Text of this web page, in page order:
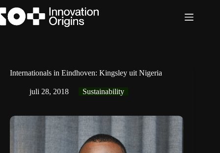
naar
de
Internationals in Eindhoven: Kingsley uit Nigeria
juli 28, 2018 Sustainability